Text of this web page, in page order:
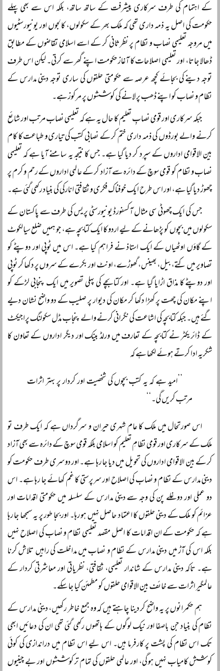
کے اہتمام کی طرف سرکاری پیشرفت کے ساتھ ساتھ، بلکہ اس سے بھی پہلے
حکومت کی اصل یہ ذمہ داری تھی کہ ملک بھر کے سکولوں، کالجوں اور یونیورسٹیوں
میں مروجہ تعلیمی نصاب و نظام پر نظرثانی کر کے اسے اسلامی تقاضوں کے مطابق
ڈھالا جاتا، اور تعلیمی اصلاحات کا آغاز حکومت اپنے گھر سے کرتی۔ لیکن اس طرف
توجہ دینے کی بجائے کچھ عرصہ سے حکومتی حلقوں کی ساری توجہ دینی مدارس کے
نظام و نصاب کو اپنے ڈھب پر لانے کی کوششوں پر مرکوز ہے۔
جبکہ سرکاری اور قومی نصابِ تعلیم کا حال یہ ہے کہ تعلیمی نصاب مرتب اور شائع
کرنے والے بورڈوں کی ذمہ داری ختم کر کے نصابی کتب کی تیاری و طباعت کا کام
بین الاقوامی اداروں کے سپرد کر دیا گیا ہے۔ جس کا نتیجہ یہ سامنے آیا ہے کہ تعلیمی
نصاب و نظام کو قومی سوچ کے دائرہ سے آزاد کر کے عالمی اداروں کے رحم و کرم پر
چھوڑ دیا گیا ہے، اور اس طرح ایک خوفناک فکری و ثقافتی انارکی کی بنیاد رکھی گئی ہے۔
جس کی ایک چھوٹی سی مثال آکسفورڈ یونیورسٹی پریس کی طرف سے پاکستان کے
سکولوں میں بچوں کو پڑھانے کے لیے اردو کا ایک کتابچہ ہے، جو ہمیں ضلع سیالکوٹ
کے گاؤں اوٹھیاں کے ایک استاذ نے فراہم کیا ہے۔ اس میں ٹوپی اور دوپٹے کو
تصاویر میں کتے، بیل، بھینس، گھوڑے، اونٹ اور بکرے کے سروں پر دکھا کر ٹوپی
اور دوپٹے کا مذاق اڑایا گیا ہے۔ اور کتابچے کی پہلی تصویر میں ایک پنجابی لڑکے کو
اپنے مکان کی چھت پر کھڑا دکھا کر مکان کی دیوار پر صلیب کے دو واضح نشان دیے
گئے ہیں۔ جبکہ کتابچہ کی اشاعت کی نگرانی کرنے والے پنجاب مڈل سکولنگ پراجیکٹ
کے ڈائریکٹر نے کتابچہ کے تعارف میں ورلڈ بینک اور دیگر اداروں کے تعاون کا
شکریہ ادا کرتے ہوئے لکھا ہے کہ
’’امید ہے کہ یہ کتب بچوں کی شخصیت اور کردار پر بہتر اثرات
مرتب کریں گی۔‘‘
اس صورتحال میں ملک کا عام شہری حیران و سرگرداں ہے کہ ایک طرف تو
ملک کے سرکاری اور قومی نظامِ تعلیم کو اسلامی بلکہ قومی سوچ کے دائرہ سے بھی آزاد
کر کے بین الاقوامی اداروں کی تحویل میں دیا جا رہا ہے۔ اور دوسری طرف حکومت کو
دینی مدارس کے نظام و نصاب کی اصلاح اور سرپرستی کا غم کھائے جا رہا ہے۔ اس
دو عملی اور دوغلے پن کی وجہ سے دینی مدارس کے سلسلہ میں حکومتی اقدامات اور
عزائم کو ملک کے دینی حلقوں کا اعتماد حاصل نہیں ہو رہا۔ اور بجا طور پر یہ سمجھا جا رہا
ہے کہ حکومت کے ان اقدامات کا اصل مقصد تعلیمی نظام و نصاب کی اصلاح نہیں
بلکہ اس کی آڑ میں دینی مدارس کے نظام و نصاب میں مداخلت کی راہیں تلاش کرنا
ہے۔ تاکہ دینی مدارس کے شاندار تعلیمی، ثقافتی، نظریاتی اور معاشرتی کردار کے
عالمگیر اثرات سے خائف بین الاقوامی حلقوں کو مطمئن کیا جا سکے۔
ہم حکمرانوں پر یہ واضح کر دینا چاہتے ہیں کہ وہ جمع خاطر رکھیں، دینی مدارس کے
نظام کی بنیاد جن باصفا اور نیک لوگوں کے ہاتھوں رکھی گئی تھی ان کی دعائیں ابھی
تک اس نظام کی پشت پر کارفرما ہیں۔ اس لیے اس نظام میں دراندازی کی کوئی
کوشش کامیاب نہیں ہو گی، اور عالمی حلقوں کی تمام تر کوششوں اور بے چینیوں